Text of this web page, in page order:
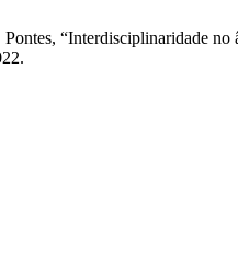
“Interdisciplinaridade